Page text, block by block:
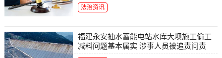
法治资讯
福建永安抽水蓄能电站水库大坝施工偷工
减料问题基本属实 涉事人员被追责问责